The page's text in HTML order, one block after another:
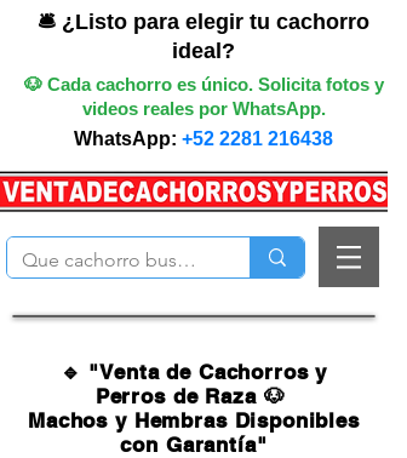
🛎️ ¿Listo para elegir tu cachorro
ideal?
🐶 Cada cachorro es único. Solicita fotos y
videos reales por WhatsApp.
WhatsApp: +52 2281 216438
🔹 "Venta de Cachorros y
Perros de Raza 🐶
Machos y Hembras Disponibles
con Garantía"